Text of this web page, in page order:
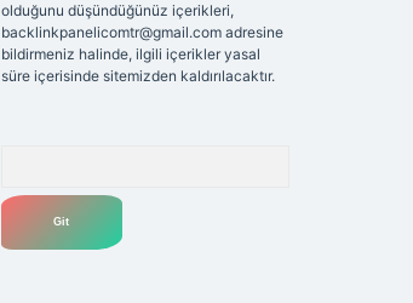
olduğunu düşündüğünüz içerikleri,
backlinkpanelicomtr@gmail.comadresine
bildirmeniz halinde, ilgili içerikler yasal
süre içerisinde sitemizden kaldırılacaktır.